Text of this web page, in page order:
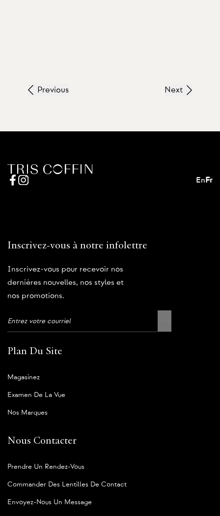
Previous Next
En Fr
Inscrivez-vous à notre infolettre
Inscrivez-vous pour recevoir nos
dernières nouvelles, nos styles et
nos promotions.
Plan Du Site
Magasinez
Examen De La Vue
Nos Marques
Nous Contacter
Prendre Un Rendez-Vous
Commander Des Lentilles De Contact
Envoyez-Nous Un Message